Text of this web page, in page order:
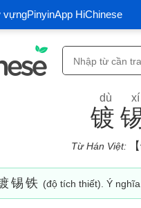
vựngPinyinApp HiChinese
镀
dù
Từ Hán Việt:【
锡铁 (độ tích thiết). Ý